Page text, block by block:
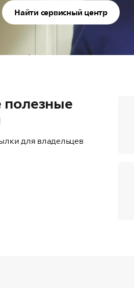
Найти сервисный центр
для владельцев